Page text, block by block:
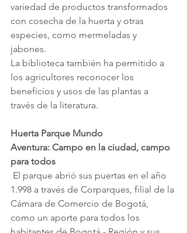
variedad de productos transformados
con cosecha de la huerta y otras
especies, como mermeladas y
jabones.
La biblioteca también ha permitido a
los agricultores reconocer los
beneficios y usos de las plantas a
través de la literatura.
Huerta Parque Mundo
Aventura: Campo en la ciudad, campo
para todos
El parque abrió sus puertas en el año
1.998 a través de Corparques, filial de la
Cámara de Comercio de Bogotá,
como un aporte para todos los